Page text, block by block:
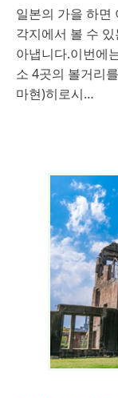
일본의 가을 하면
각지에서 볼 수
아냅니다.이번에
소 4곳의 볼거리
마현)히로시…